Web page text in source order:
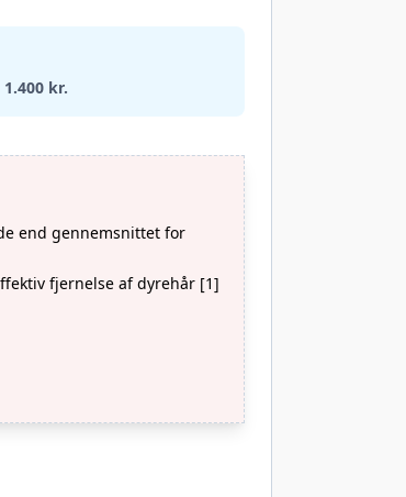
1.400 kr.
end gennemsnittet for
fjernelse af dyrehår [1]